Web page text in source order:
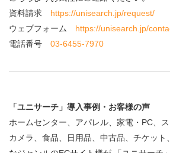
資料請求 https://unisearch.jp/request/
ウェブフォーム https://unisearch.jp/
電話番号 03-6455-7970
「ユニサーチ」導入事例・お客様の声
ホームセンター、アパレル、家電・PC、ス
カメラ、食品、日用品、中古品、チケット